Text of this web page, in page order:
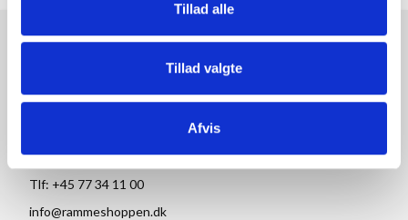
Tillad alle
Tillad valgte
Afvis
Danmark
Tlf: +45 77 34 11 00
info@rammeshoppen.dk